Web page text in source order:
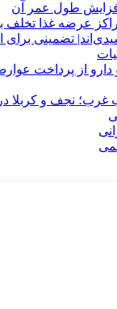
طول عمر آن
عرضه غذا
تضمینی برای
نجف و کربلا در